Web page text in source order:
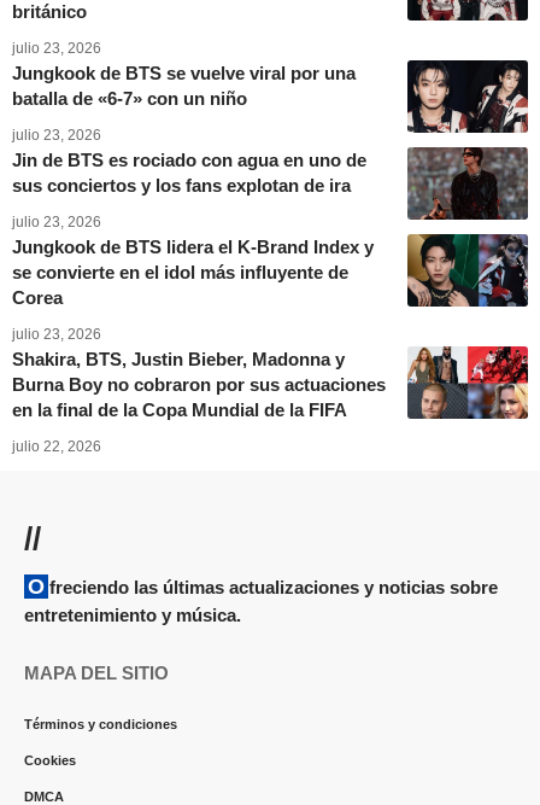
británico
julio 23, 2026
Jungkook de BTS se vuelve viral por una
batalla de «6-7» con un niño
julio 23, 2026
Jin de BTS es rociado con agua en uno de
sus conciertos y los fans explotan de ira
julio 23, 2026
Jungkook de BTS lidera el K-Brand Index y
se convierte en el idol más influyente de
Corea
julio 23, 2026
Shakira, BTS, Justin Bieber, Madonna y
Burna Boy no cobraron por sus actuaciones
en la final de la Copa Mundial de la FIFA
julio 22, 2026
//
Ofreciendo las últimas actualizaciones y noticias sobre
entretenimiento y música.
MAPA DEL SITIO
Términos y condiciones
Cookies
DMCA